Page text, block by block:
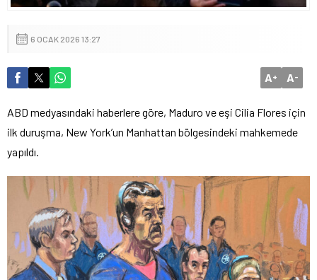
6 OCAK 2026 13:27
A+ A-
ABD medyasındaki haberlere göre, Maduro ve eşi Cilia Flores için
ilk duruşma, New York’un Manhattan bölgesindeki mahkemede
yapıldı.